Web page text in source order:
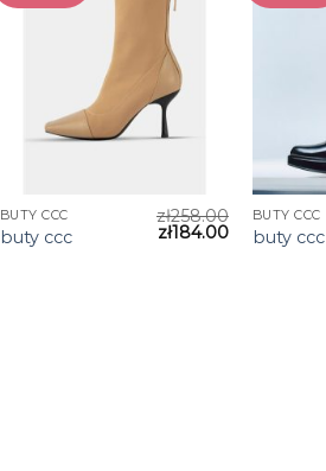
BUTY CCC
buty ccc
zł258.00
zł184.00
BUTY CCC
buty ccc